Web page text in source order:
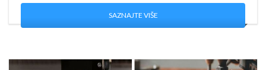
SAZNAJTE VIŠE